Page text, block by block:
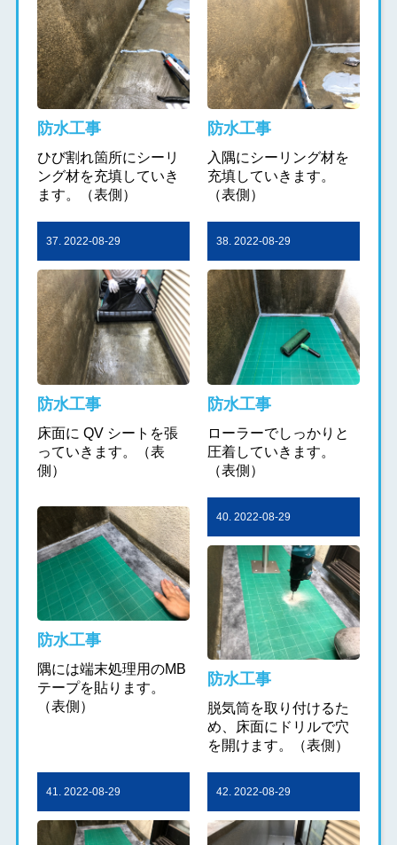
防水工事
ひび割れ箇所にシーリ
ング材を充填していき
ます。（表側）
防水工事
入隅にシーリング材を
充填していきます。
（表側）
37. 2022-08-29
防水工事
床面に QV シートを張
っていきます。（表
側）
38. 2022-08-29
防水工事
ローラーでしっかりと
圧着していきます。
（表側）
防水工事
隅には端末処理用のMB
テープを貼ります。
（表側）
40. 2022-08-29
防水工事
脱気筒を取り付けるた
め、床面にドリルで穴
を開けます。（表側）
41. 2022-08-29 42. 2022-08-29